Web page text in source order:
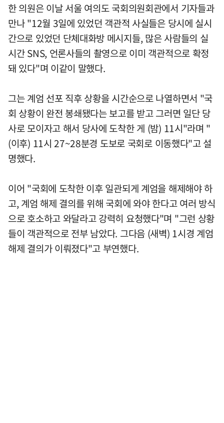
한 의원은 이날 서울 여의도 국회의원회관에서 기자들과
만나 "12월 3일에 있었던 객관적 사실들은 당시에 실시
간으로 있었던 단체대화방 메시지들, 많은 사람들의 실
시간 SNS, 언론사들의 촬영으로 이미 객관적으로 확정
돼 있다"며 이같이 말했다.
그는 계엄 선포 직후 상황을 시간순으로 나열하면서 "국
회 상황이 완전 봉쇄됐다는 보고를 받고 그러면 일단 당
사로 모이자고 해서 당사에 도착한 게 (밤) 11시"라며 "
(이후) 11시 27~28분경 도보로 국회로 이동했다"고 설
명했다.
이어 "국회에 도착한 이후 일관되게 계엄을 해제해야 하
고, 계엄 해제 결의를 위해 국회에 와야 한다고 여러 방식
으로 호소하고 와달라고 강력히 요청했다"며 "그런 상황
들이 객관적으로 전부 남았다. 그다음 (새벽) 1시경 계엄
해제 결의가 이뤄졌다"고 부연했다.